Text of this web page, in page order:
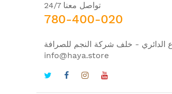
تواصل معنا 24/7
780-400-020
الدائري - خلف شركة النجم للصرافة
info@haya.store